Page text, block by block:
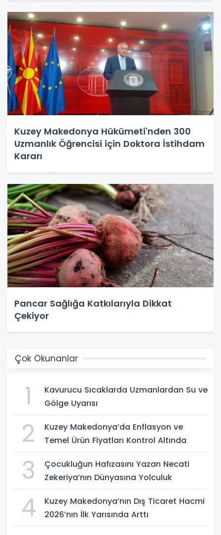
Kuzey Makedonya Hükümeti'nden 300
Uzmanlık Öğrencisi için Doktora İstihdam
Kararı
Pancar Sağlığa Katkılarıyla Dikkat
Çekiyor
Çok Okunanlar
1
Kavurucu Sıcaklarda Uzmanlardan Su ve
Gölge Uyarısı
2
Kuzey Makedonya’da Enflasyon ve
Temel Ürün Fiyatları Kontrol Altında
3
Çocukluğun Hafızasını Yazan Necati
Zekeriya’nın Dünyasına Yolculuk
4
Kuzey Makedonya’nın Dış Ticaret Hacmi
2026’nın İlk Yarısında Arttı